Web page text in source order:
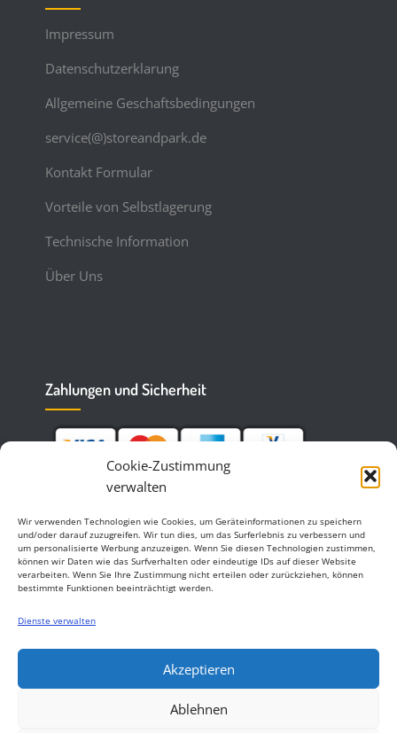
Cookie-Zustimmung
verwalten
Wir verwenden Technologien wie Cookies, um Geräteinformationen zu speichern
und/oder darauf zuzugreifen. Wir tun dies, um das Surferlebnis zu verbessern und
um personalisierte Werbung anzuzeigen. Wenn Sie diesen Technologien zustimmen,
können wir Daten wie das Surfverhalten oder eindeutige IDs auf dieser Website
verarbeiten. Wenn Sie Ihre Zustimmung nicht erteilen oder zurückziehen, können
bestimmte Funktionen beeinträchtigt werden.
Dienste verwalten
Akzeptieren
Ablehnen
Impressum
Datenschutzerklarung
Allgemeine Geschaftsbedingungen
service(@)storeandpark.de
Kontakt Formular
Vorteile von Selbstlagerung
Technische Information
Über Uns
Zahlungen und Sicherheit